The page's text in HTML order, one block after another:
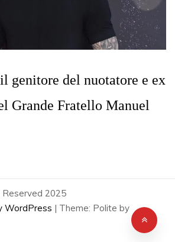
genitore del nuotatore e ex
Grande Fratello Manuel
2025
WordPress | Theme: Polite by